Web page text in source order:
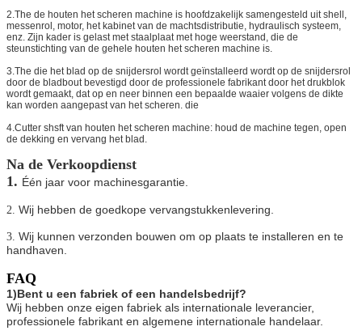
2.The de houten het scheren machine is hoofdzakelijk samengesteld uit shell,
messenrol, motor, het kabinet van de machtsdistributie, hydraulisch systeem,
enz. Zijn kader is gelast met staalplaat met hoge weerstand, die de
steunstichting van de gehele houten het scheren machine is.
3.The die het blad op de snijdersrol wordt geïnstalleerd wordt op de snijdersrol
door de bladbout bevestigd door de professionele fabrikant door het drukblok
wordt gemaakt, dat op en neer binnen een bepaalde waaier volgens de dikte
kan worden aangepast van het scheren. die
4.Cutter shsft van houten het scheren machine: houd de machine tegen, open
de dekking en vervang het blad.
Na de Verkoopdienst
1. Één jaar voor machinesgarantie.
2. Wij hebben de goedkope vervangstukkenlevering.
3. Wij kunnen verzonden bouwen om op plaats te installeren en te
handhaven.
FAQ
1)Bent u een fabriek of een handelsbedrijf?
Wij hebben onze eigen fabriek als internationale leverancier,
professionele fabrikant en algemene internationale handelaar.